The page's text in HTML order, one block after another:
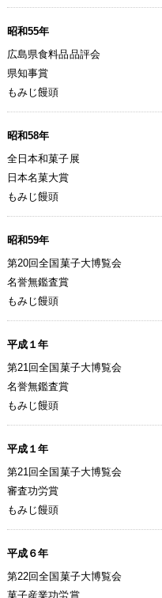
昭和55年
広島県食料品品評会
県知事賞
もみじ饅頭
昭和58年
全日本和菓子展
日本名菓大賞
もみじ饅頭
昭和59年
第20回全国菓子大博覧会
名誉無鑑査賞
もみじ饅頭
平成１年
第21回全国菓子大博覧会
名誉無鑑査賞
もみじ饅頭
平成１年
第21回全国菓子大博覧会
審査功労賞
もみじ饅頭
平成６年
第22回全国菓子大博覧会
菓子産業功労賞